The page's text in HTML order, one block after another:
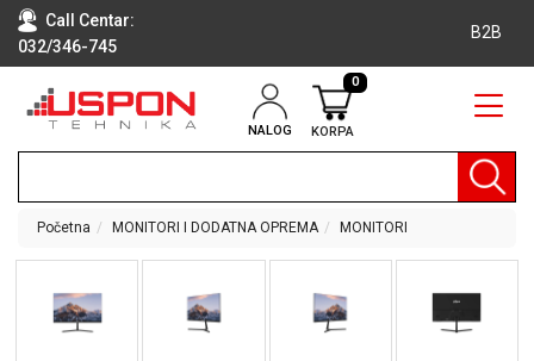
Call Centar:
032/346-745
B2B
NALOG KORPA
0
RAČUNARI
TEHNIKA
OPREMA
Početna MONITORI I DODATNA OPREMA MONITORI